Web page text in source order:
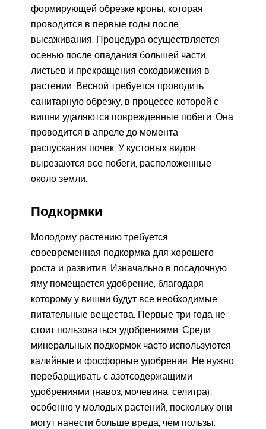
формирующей обрезке кроны, которая
проводится в первые годы после
высаживания. Процедура осуществляется
осенью после опадания большей части
листьев и прекращения сокодвижения в
растении. Весной требуется проводить
санитарную обрезку, в процессе которой с
вишни удаляются поврежденные побеги. Она
проводится в апреле до момента
распускания почек. У кустовых видов
вырезаются все побеги, расположенные
около земли.
Подкормки
Молодому растению требуется
своевременная подкормка для хорошего
роста и развития. Изначально в посадочную
яму помещается удобрение, благодаря
которому у вишни будут все необходимые
питательные вещества. Первые три года не
стоит пользоваться удобрениями. Среди
минеральных подкормок часто используются
калийные и фосфорные удобрения. Не нужно
перебарщивать с азотсодержащими
удобрениями (навоз, мочевина, селитра),
особенно у молодых растений, поскольку они
могут нанести больше вреда, чем пользы.